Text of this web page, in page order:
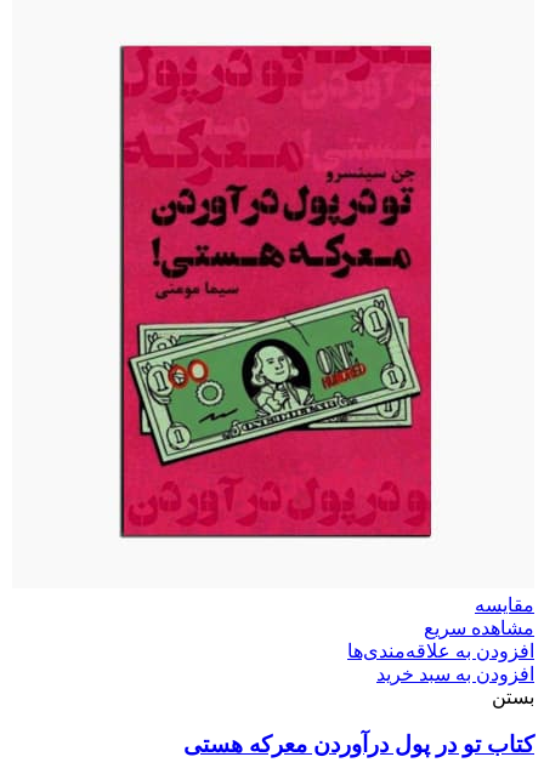
مقایسه
مشاهده سریع
افزودن به علاقه‌مندی‌ها
افزودن به سبد خرید
بستن
کتاب تو در پول درآوردن معرکه هستی